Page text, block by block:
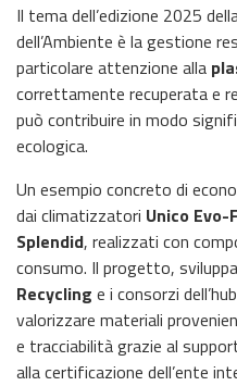
Il tema dell’edizione 2025
dell’Ambiente è la gestione
particolare attenzione alla
correttamente recuperata e
può contribuire in modo
ecologica.
Un esempio concreto di
dai climatizzatori Unico Evo-
Splendid, realizzati con
consumo. Il progetto,
Recycling e i consorzi
valorizzare materiali
e tracciabilità grazie al
alla certificazione dell’ente